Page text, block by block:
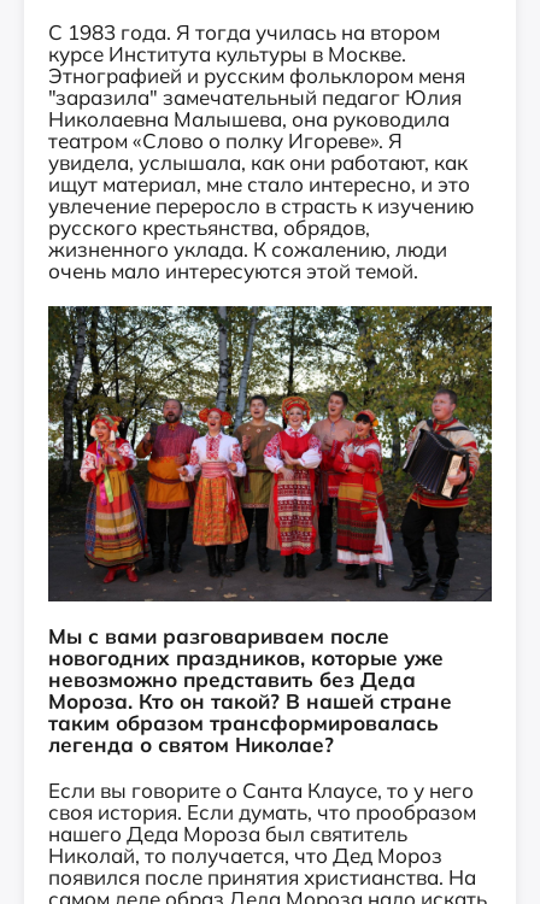
С 1983 года. Я тогда училась на втором
курсе Института культуры в Москве.
Этнографией и русским фольклором меня
"заразила" замечательный педагог Юлия
Николаевна Малышева, она руководила
театром «Слово о полку Игореве». Я
увидела, услышала, как они работают, как
ищут материал, мне стало интересно, и это
увлечение переросло в страсть к изучению
русского крестьянства, обрядов,
жизненного уклада. К сожалению, люди
очень мало интересуются этой темой.
Мы с вами разговариваем после
новогодних праздников, которые уже
невозможно представить без Деда
Мороза. Кто он такой? В нашей стране
таким образом трансформировалась
легенда о святом Николае?
Если вы говорите о Санта Клаусе, то у него
своя история. Если думать, что прообразом
нашего Деда Мороза был святитель
Николай, то получается, что Дед Мороз
появился после принятия христианства. На